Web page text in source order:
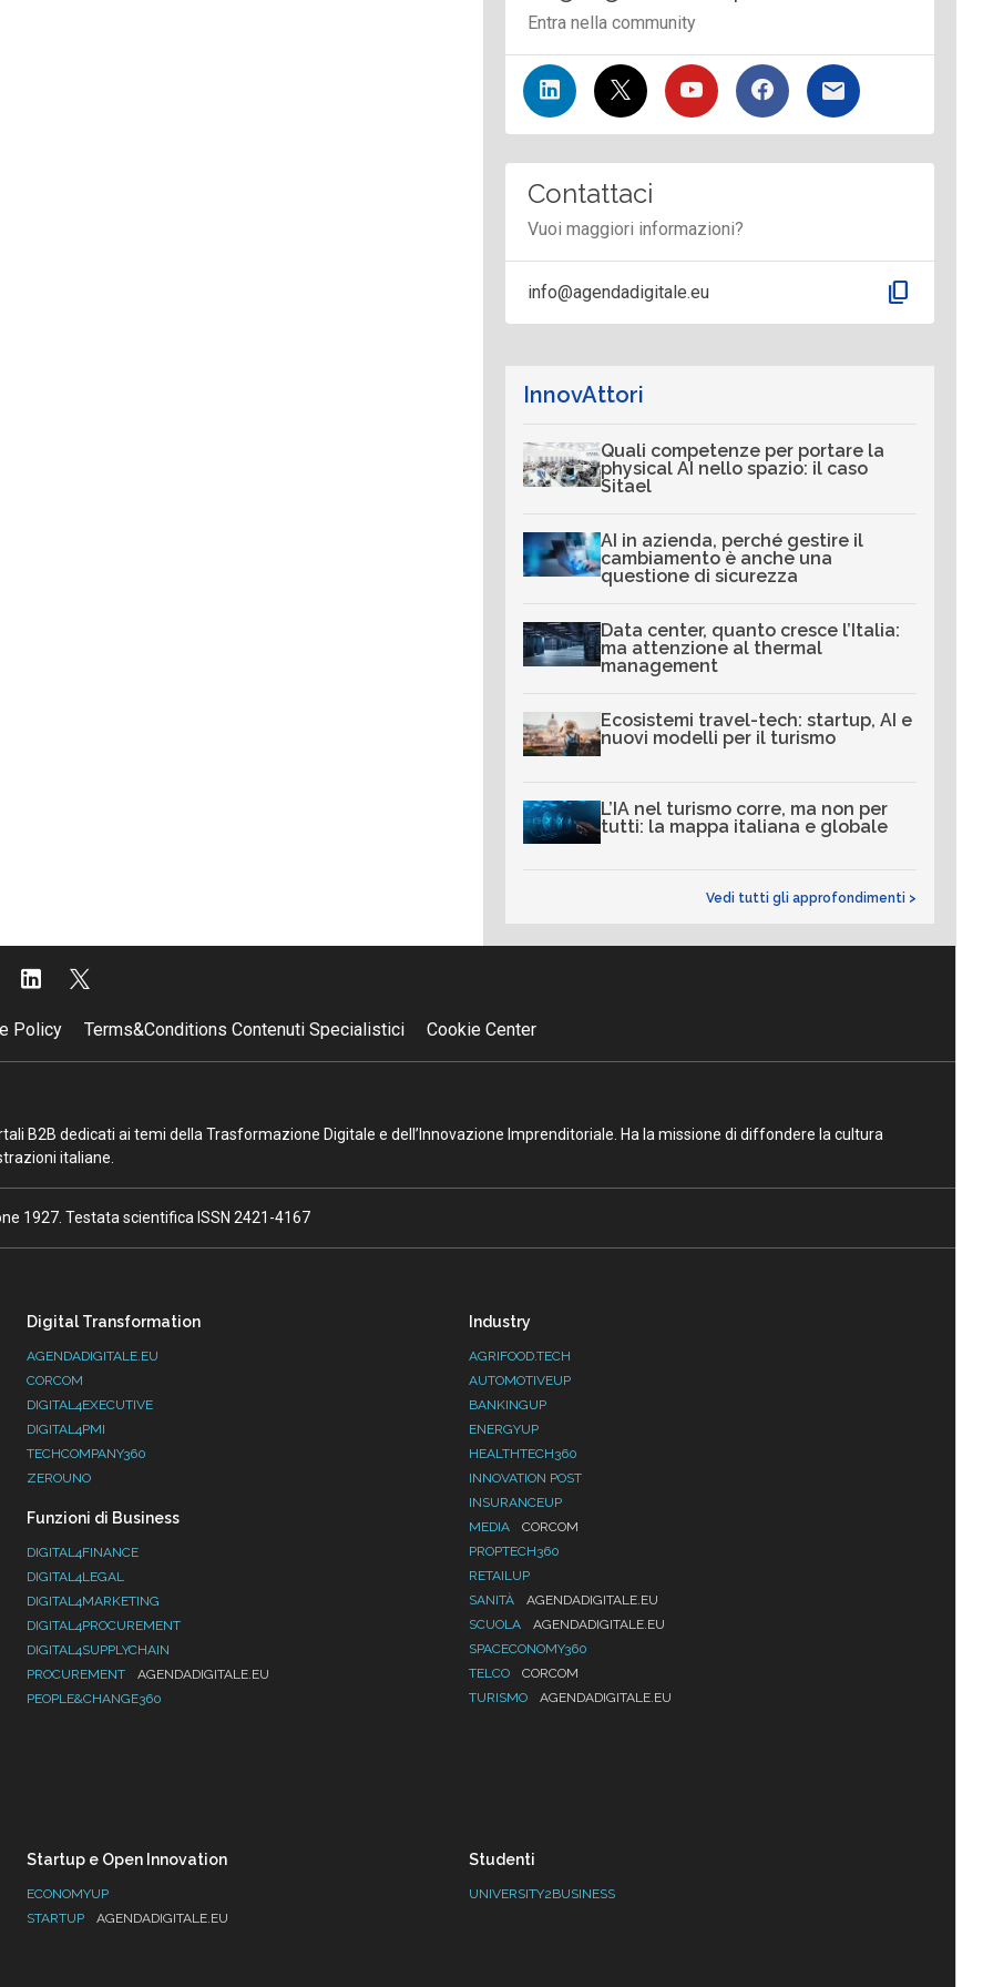
Entra nella community
Contattaci
Vuoi maggiori informazioni?
info@agendadigitale.eu content_copy
InnovAttori
Quali competenze per portare la
physical AI nello spazio: il caso
Sitael
AI in azienda, perché gestire il
cambiamento è anche una
questione di sicurezza
Data center, quanto cresce l’Italia:
ma attenzione al thermal
management
Ecosistemi travel-tech: startup, AI e
nuovi modelli per il turismo
L’IA nel turismo corre, ma non per
tutti: la mappa italiana e globale
Vedi tutti gli approfondimenti >
Policy Terms&Conditions Contenuti Specialistici Cookie Center
B2B dedicati ai temi della Trasformazione Digitale e dell’Innovazione Imprenditoriale. Ha la missione di diffondere la cultura
italiane.
1927. Testata scientifica ISSN 2421-4167
Digital Transformation
AGENDADIGITALE.EU
CORCOM
DIGITAL4EXECUTIVE
DIGITAL4PMI
TECHCOMPANY360
ZEROUNO
Funzioni di Business
DIGITAL4FINANCE
DIGITAL4LEGAL
DIGITAL4MARKETING
DIGITAL4PROCUREMENT
DIGITAL4SUPPLYCHAIN
PROCUREMENT
AGENDADIGITALE.EU
PEOPLE&CHANGE360
Industry
AGRIFOOD.TECH
AUTOMOTIVEUP
BANKINGUP
ENERGYUP
HEALTHTECH360
INNOVATION POST
INSURANCEUP
MEDIA
CORCOM
PROPTECH360
RETAILUP
SANITÀ
AGENDADIGITALE.EU
SCUOLA
AGENDADIGITALE.EU
SPACECONOMY360
TELCO
CORCOM
TURISMO
AGENDADIGITALE.EU
Startup e Open Innovation
ECONOMYUP
STARTUP
AGENDADIGITALE.EU
Studenti
UNIVERSITY2BUSINESS